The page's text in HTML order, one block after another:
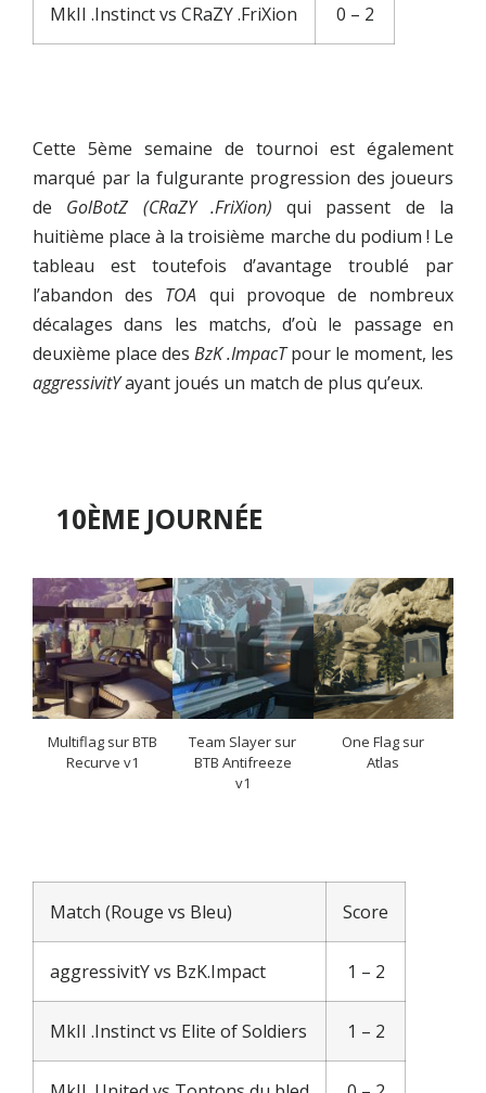
MkII .Instinct vs CRaZY .FriXion 0 – 2
Cette 5ème semaine de tournoi est également
marqué par la fulgurante progression des joueurs
de GolBotZ (CRaZY .FriXion) qui passent de la
huitième place à la troisième marche du podium ! Le
tableau est toutefois d’avantage troublé par
l’abandon des TOA qui provoque de nombreux
décalages dans les matchs, d’où le passage en
deuxième place des BzK .ImpacTpour le moment, les
aggressivitYayant joués un match de plus qu’eux.
10ÈME JOURNÉE
Multiflag sur BTB
Recurve v1
Team Slayer sur
BTB Antifreeze
v1
One Flag sur
Atlas
Match (Rouge vs Bleu) Score
aggressivitY vs BzK.Impact 1 – 2
MkII .Instinct vs Elite of Soldiers 1 – 2